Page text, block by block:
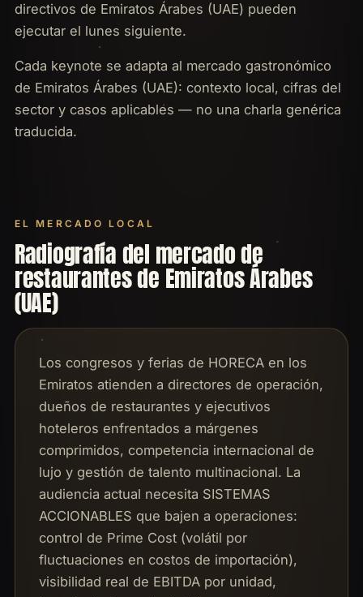
directivos de Emiratos Árabes (UAE) pueden
ejecutar el lunes siguiente.
Cada keynote se adapta al mercado gastronómico
de Emiratos Árabes (UAE): contexto local, cifras del
sector y casos aplicables — no una charla genérica
traducida.
EL MERCADO LOCAL
Radiografía del mercado de
restaurantes de Emiratos Árabes
(UAE)
Los congresos y ferias de HORECA en los
Emiratos atienden a directores de operación,
dueños de restaurantes y ejecutivos
hoteleros enfrentados a márgenes
comprimidos, competencia internacional de
lujo y gestión de talento multinacional. La
audiencia actual necesita SISTEMAS
ACCIONABLES que bajen a operaciones:
control de Prime Cost (volátil por
fluctuaciones en costos de importación),
visibilidad real de EBITDA por unidad,